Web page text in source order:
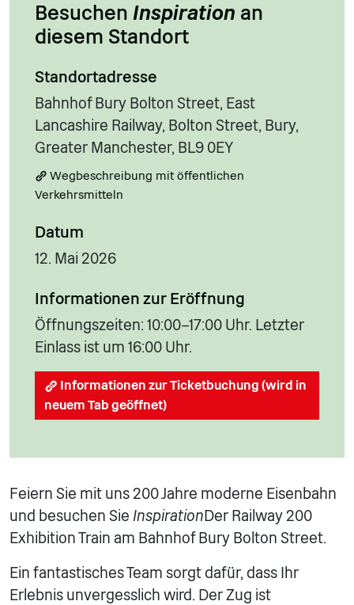
Besuchen Inspiration an
diesem Standort
Standortadresse
Bahnhof Bury Bolton Street, East
Lancashire Railway, Bolton Street, Bury,
Greater Manchester, BL9 0EY
Wegbeschreibung mit öffentlichen
Verkehrsmitteln
Datum
12. Mai 2026
Informationen zur Eröffnung
Öffnungszeiten: 10:00–17:00 Uhr. Letzter
Einlass ist um 16:00 Uhr.
Informationen zur Ticketbuchung (wird in
neuem Tab geöffnet)
Feiern Sie mit uns 200 Jahre moderne Eisenbahn
und besuchen Sie InspirationDer Railway 200
Exhibition Train am Bahnhof Bury Bolton Street.
Ein fantastisches Team sorgt dafür, dass Ihr
Erlebnis unvergesslich wird. Der Zug ist